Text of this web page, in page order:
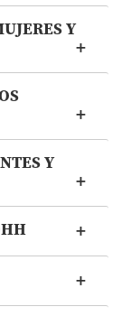
Y
Y